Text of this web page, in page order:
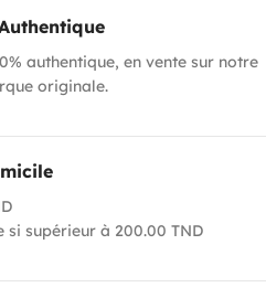
authentique, en vente sur notre
originale.
supérieur à 200.00 TND